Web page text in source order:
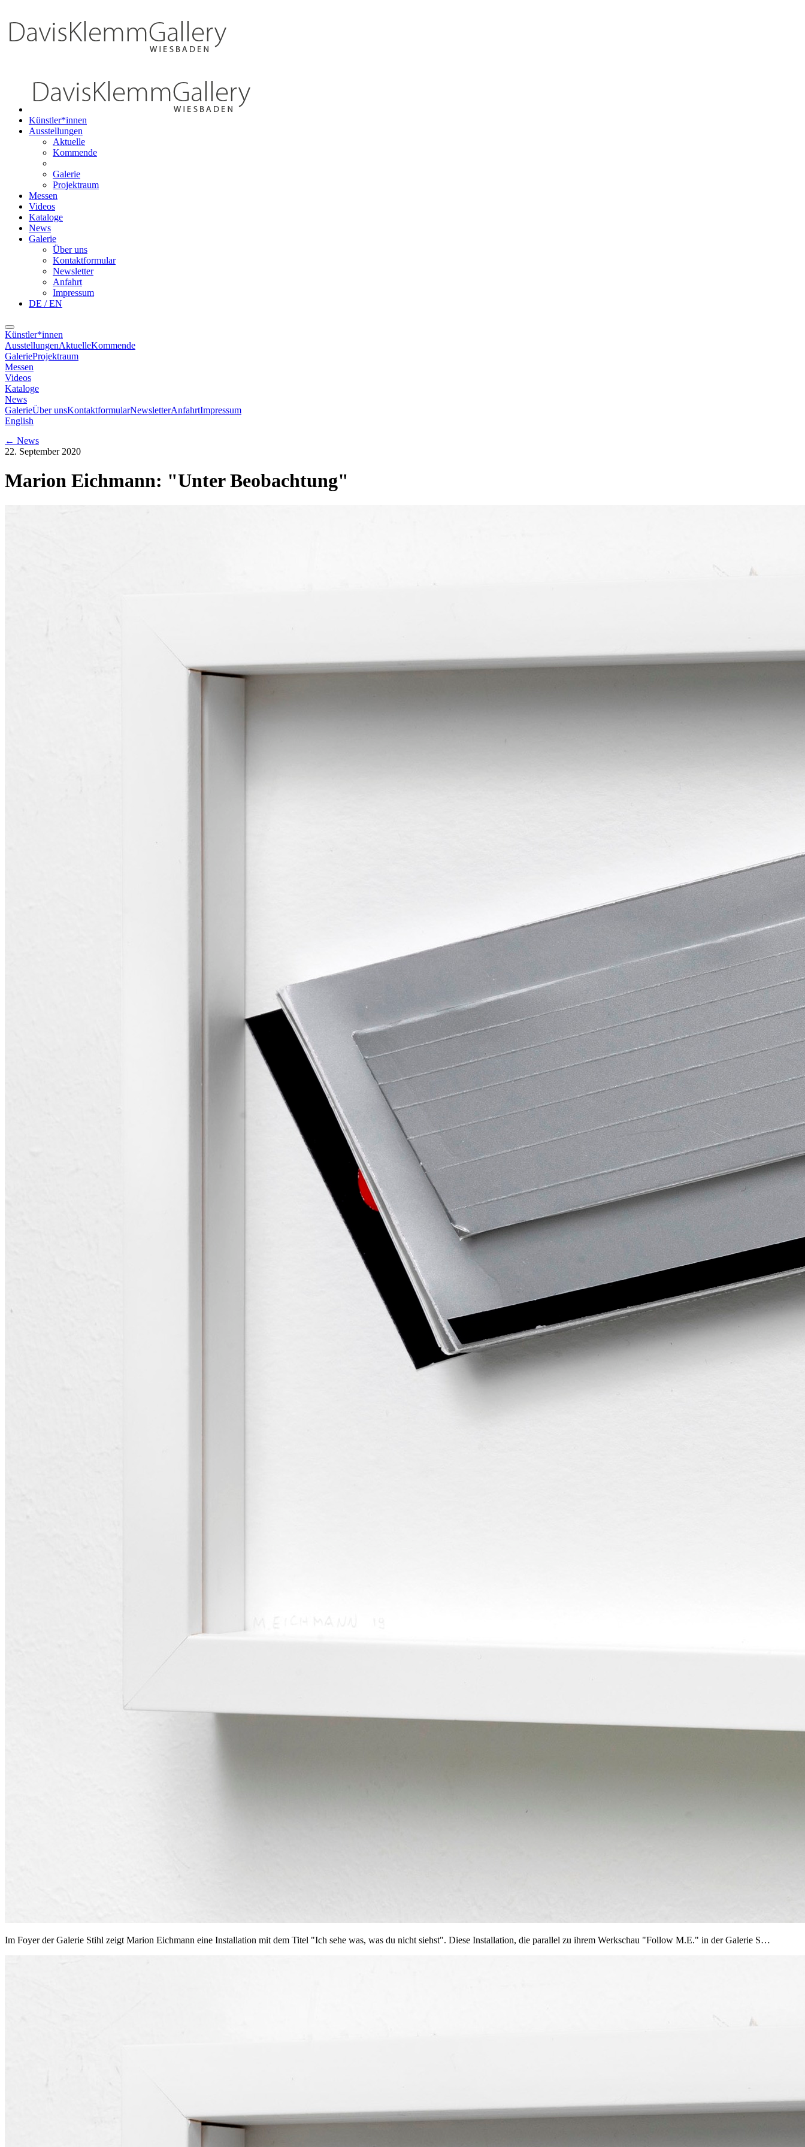
Künstler*innen
Ausstellungen
Aktuelle
Kommende
Galerie
Projektraum
Messen
Videos
Kataloge
News
Galerie
Über uns
Kontaktformular
Newsletter
Anfahrt
Impressum
DE / EN
Künstler*innen
AusstellungenAktuelleKommende
GalerieProjektraum
Messen
Videos
Kataloge
News
GalerieÜber unsKontaktformularNewsletterAnfahrtImpressum
English
← News
22. September 2020
Marion Eichmann: "Unter Beobachtung"
Im Foyer der Galerie Stihl zeigt Marion Eichmann eine Installation mit dem Titel "Ich sehe was, was du nicht siehst". Diese Installation, die parallel zu ihrem Werkschau "Follow M.E." in der Galerie S…